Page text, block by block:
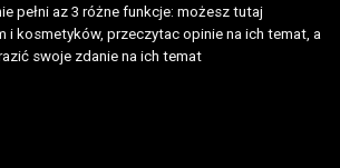
pełni az 3 różne funkcje: możesz tutaj
i kosmetyków, przeczytac opinie na ich temat, a
swoje zdanie na ich temat